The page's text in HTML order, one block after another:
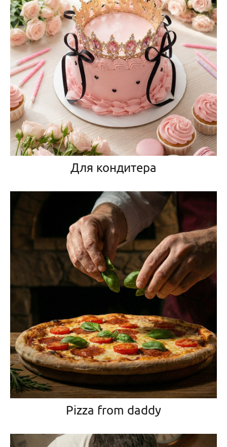
Для кондитера
Pizza from daddy